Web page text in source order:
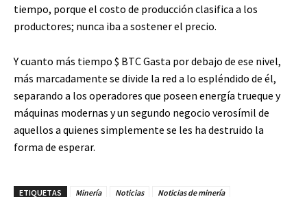
tiempo, porque el costo de producción clasifica a los
productores; nunca iba a sostener el precio.
Y cuanto más tiempo $ BTCGasta por debajo de ese nivel,
más marcadamente se divide la red a lo espléndido de él,
separando a los operadores que poseen energía trueque y
máquinas modernas y un segundo negocio verosímil de
aquellos a quienes simplemente se les ha destruido la
forma de esperar.
ETIQUETAS Minería Noticias Noticias de minería